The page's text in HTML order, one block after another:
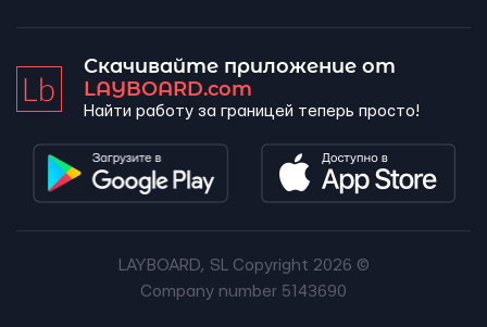
Скачивайте приложение от
LAYBOARD.com
Найти работу за границей теперь просто!
LAYBOARD, SL Copyright 2026 ©
Company number 5143690